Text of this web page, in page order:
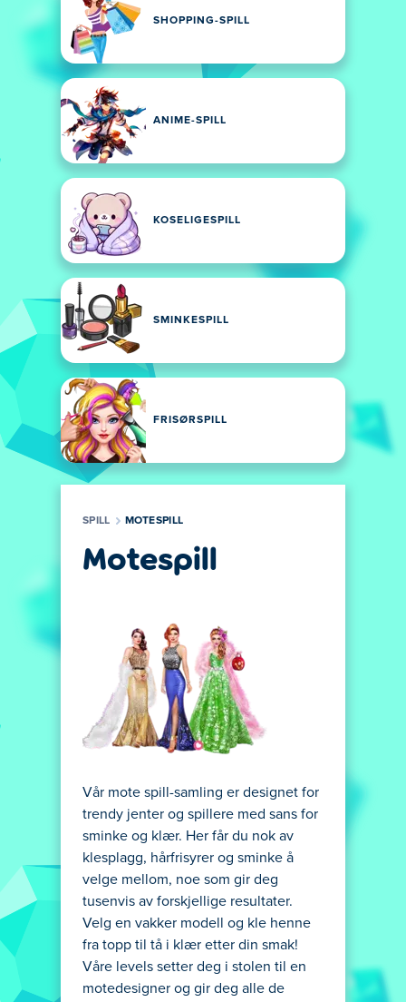
SHOPPING-SPILL
ANIME-SPILL
KOSELIGESPILL
SMINKESPILL
FRISØRSPILL
SPILL MOTESPILL
Motespill
Vår mote spill-samling er designet for
trendy jenter og spillere med sans for
sminke og klær. Her får du nok av
klesplagg, hårfrisyrer og sminke å
velge mellom, noe som gir deg
tusenvis av forskjellige resultater.
Velg en vakker modell og kle henne
fra topp til tå i klær etter din smak!
Våre levels setter deg i stolen til en
motedesigner og gir deg alle de